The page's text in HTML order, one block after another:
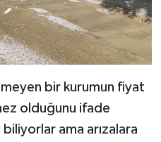
bir kurumun fiyat
olduğunu ifade
ama arızalara